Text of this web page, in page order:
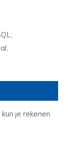
je rekenen